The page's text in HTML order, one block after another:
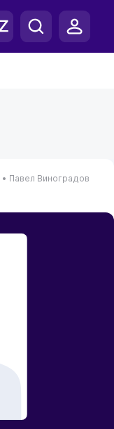
• Павел Виноградов